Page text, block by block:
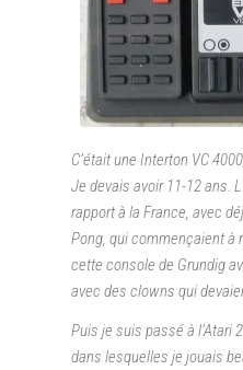
C’était une Interton VC
Je devais avoir 11-12 ans.
rapport à la France, avec
Pong, qui commençaient à
cette console de Grundig
avec des clowns qui
Puis je suis passé à l’Atari
dans lesquelles je jouais